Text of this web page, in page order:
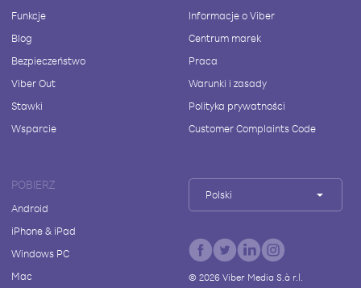
Funkcje
Blog
Bezpieczeństwo
Viber Out
Stawki
Wsparcie
Informacje o Viber
Centrum marek
Praca
Warunki i zasady
Polityka prywatności
Customer Complaints Code
POBIERZ
Android
iPhone & iPad
Windows PC
Mac
Polski
© 2026Viber Media S.à r.l.